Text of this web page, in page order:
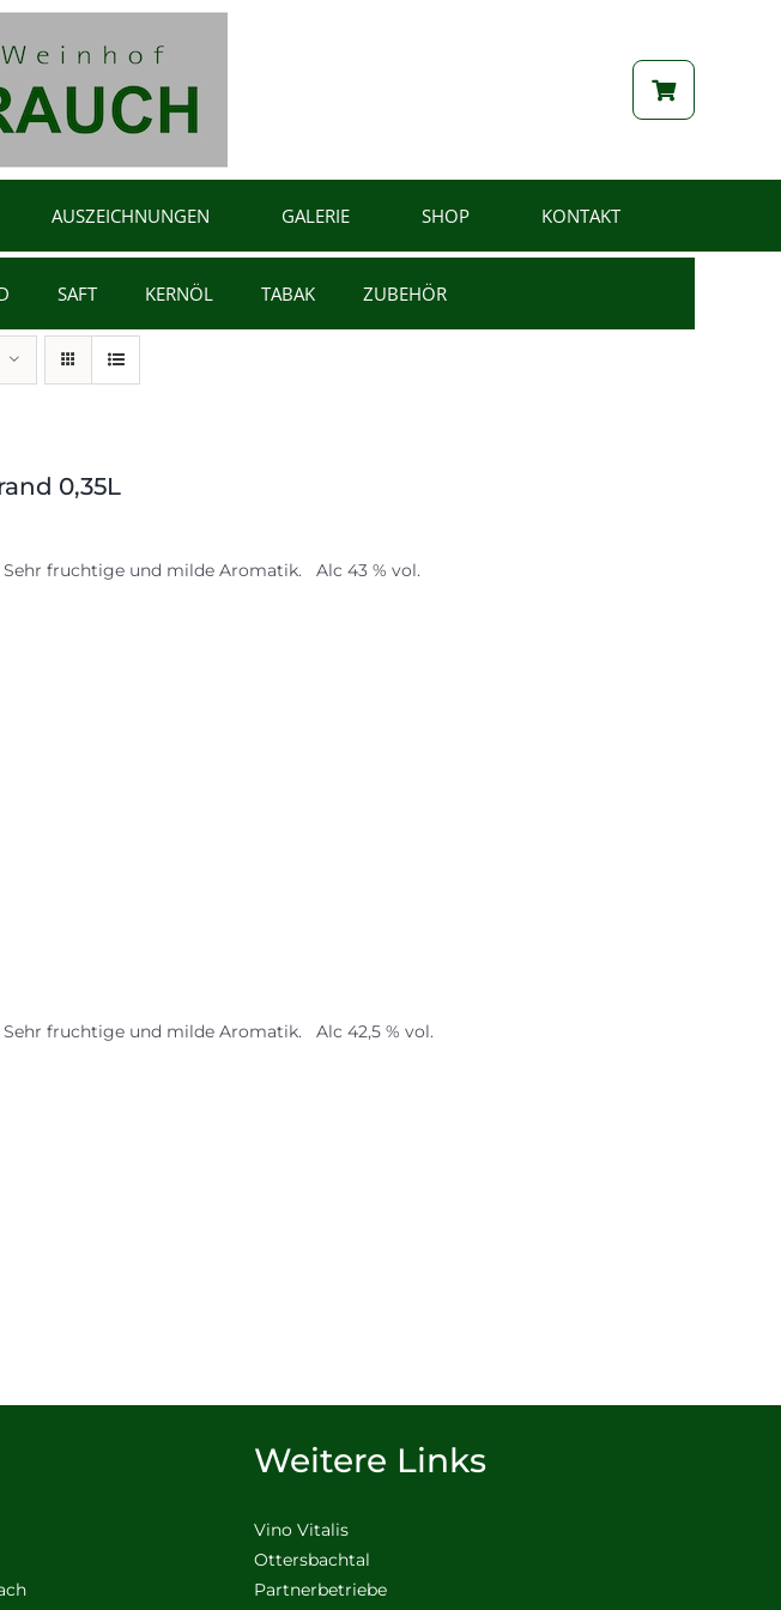
AUSZEICHNUNGEN GALERIE SHOP KONTAKT
SAFT KERNÖL TABAK ZUBEHÖR
0,35L
fruchtige und milde Aromatik. Alc 43 % vol.
fruchtige und milde Aromatik. Alc 42,5 % vol.
Weitere Links
Vino Vitalis
Ottersbachtal
Partnerbetriebe